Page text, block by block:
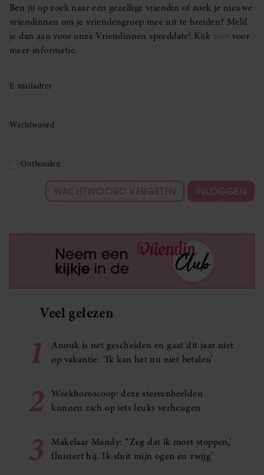
Ben jij op zoek naar een gezellige vriendin of zoek je nieuwe
vriendinnen om je vriendengroep mee uit te breiden? Meld
je dan aan voor onze Vriendinnen speeddate! Kijk hier voor
meer informatie.
E-mailadres
Wachtwoord
Onthouden
WACHTWOORD VERGETEN INLOGGEN
Veel gelezen
1
Anouk is net gescheiden en gaat dit jaar niet
op vakantie: ‘Ik kan het nu niet betalen’
2
Weekhoroscoop: deze sterrenbeelden
kunnen zich op iets leuks verheugen
3
Makelaar Mandy: ‘‘Zeg dat ik moet stoppen,’
fluistert hij. Ik sluit mijn ogen en zwijg’